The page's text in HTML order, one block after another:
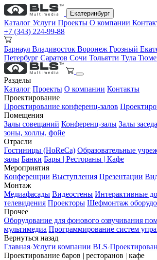
Екатеринбург
Каталог Услуги Проекты О компании
+7 (343) 224-99-88
Барнаул Владивосток Воронеж Грозный
Петербург Саратов Сочи Тольятти Тула
Разделы
Каталог Проекты О компании Контакты
Проектирование
Проектирование конференц-залов
Помещения
Залы совещаний Конференц-залы Залы
зоны, холлы, фойе
Отрасли
Гостиницы (HoReCa) Образовательные
залы Банки Бары | Рестораны | Кафе
Мероприятия
Конференции Выступления Презентации
Монтаж
Медиафасады Видеостены Интерактивные
телевидения Проекторы Шефмонтаж
Прочее
Оборудование для фонового озвучивания
мультимедиа Программирование систем
Вернуться назад
Главная Услуги компании BLS
Проектирование баров | ресторанов | кафе